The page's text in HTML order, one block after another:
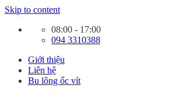
Skip to content
08:00 - 17:00
094 3310388
Giới thiệu
Liên hệ
Bu lông ốc vít